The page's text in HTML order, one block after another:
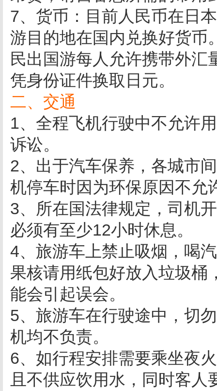
7、货币：目前人民币在日
游目的地在国内兑换好货币
民出国游每人允许携带外
凭身份证件换取日元。
二、交通
1、全程飞机行驶中不允许
诉讼。
2、出于汽车保养，各城市
机停车时因为环保原因不允
3、所在国法律规定，司机
必须有至少12小时休息。
4、旅游车上禁止吸烟，喝
果核请用纸包好放入垃圾桶
能会引起误会。
5、旅游车在行驶途中，切
机均不负责。
6、如行程安排需要乘坐夜
且不供应饮用水，同时客